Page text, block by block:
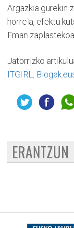
Argazkia gurekin
horrela, efektu
Eman
Jatorrizko
ITGIRL,
ERANTZUN